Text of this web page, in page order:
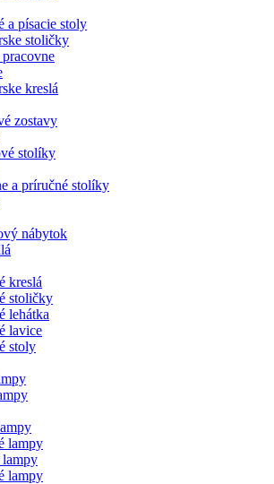
a písacie stoly
stoličky
kreslá
zostavy
stolíky
a príručné stolíky
nábytok
kreslá
stoličky
lehátka
lavice
stoly
lampy
lampy
lampy